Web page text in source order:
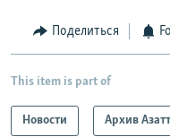
Поделиться
This item is part of
Новости Архив